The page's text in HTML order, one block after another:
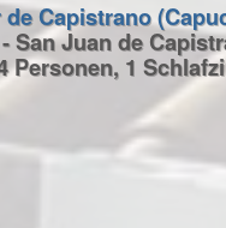
de Capistrano
San Juan de
Personen, 1